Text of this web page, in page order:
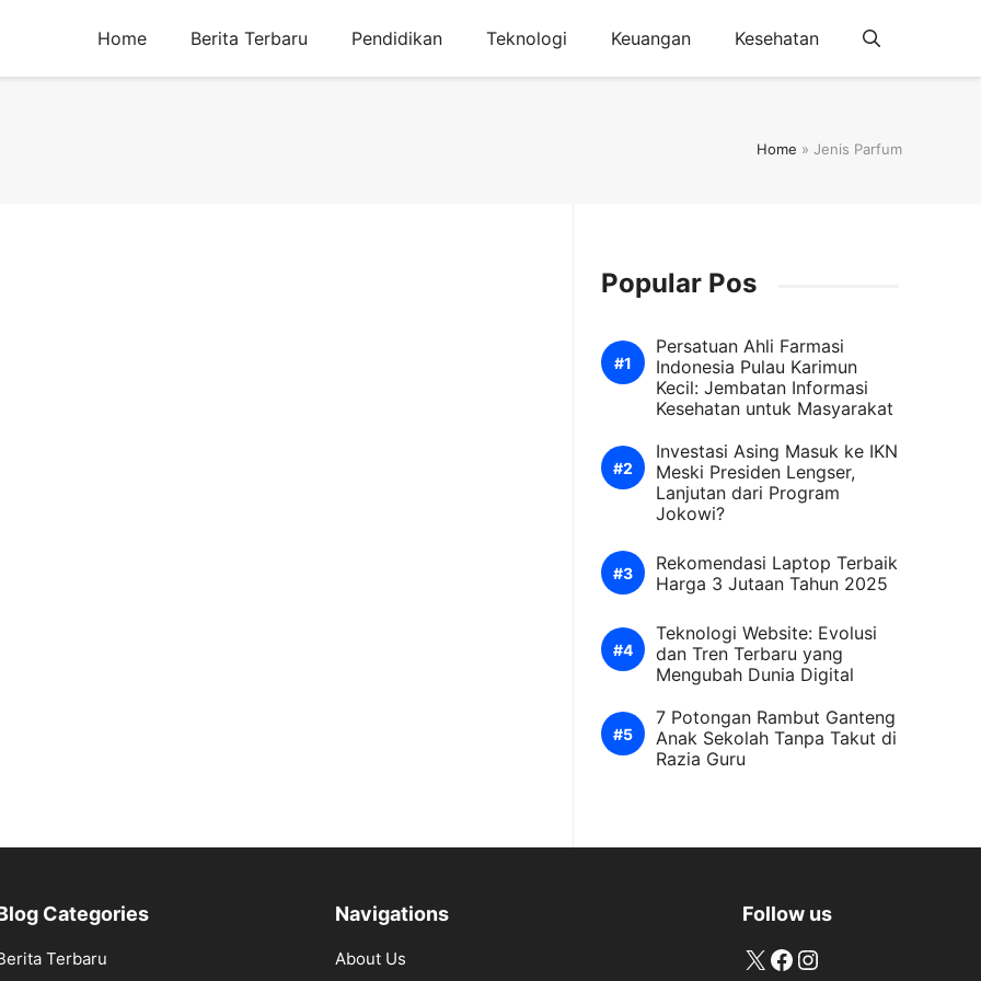
Home Berita Terbaru Pendidikan Teknologi Keuangan Kesehatan
Home » Jenis Parfum
Popular Pos
Persatuan Ahli Farmasi
Indonesia Pulau Karimun
Kecil: Jembatan Informasi
Kesehatan untuk Masyarakat
Investasi Asing Masuk ke IKN
Meski Presiden Lengser,
Lanjutan dari Program
Jokowi?
Rekomendasi Laptop Terbaik
Harga 3 Jutaan Tahun 2025
Teknologi Website: Evolusi
dan Tren Terbaru yang
Mengubah Dunia Digital
7 Potongan Rambut Ganteng
Anak Sekolah Tanpa Takut di
Razia Guru
Categories
Terbaru
Navigations
About Us
Follow us
X Facebook
Instagram